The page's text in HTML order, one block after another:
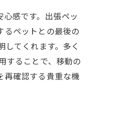
感です。出張ペッ
るペットとの最後の
てくれます。多く
することで、移動の
再確認する貴重な機